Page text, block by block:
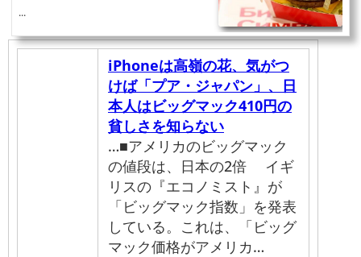
...
iPhoneは高嶺の花、気がつ
けば「プア・ジャパン」、日
本人はビッグマック410円の
貧しさを知らない
…■アメリカのビッグマック
の値段は、日本の2倍 イギ
リスの『エコノミスト』が
「ビッグマック指数」を発表
している。これは、「ビッグ
マック価格がアメリカ…